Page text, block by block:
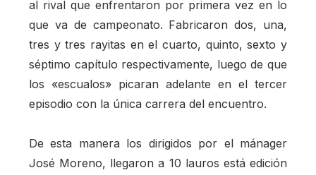
al rival que enfrentaron por primera vez en lo
que va de campeonato. Fabricaron dos, una,
tres y tres rayitas en el cuarto, quinto, sexto y
séptimo capítulo respectivamente, luego de que
los «escualos» picaran adelante en el tercer
episodio con la única carrera del encuentro.
De esta manera los dirigidos por el mánager
José Moreno, llegaron a 10 lauros está edición